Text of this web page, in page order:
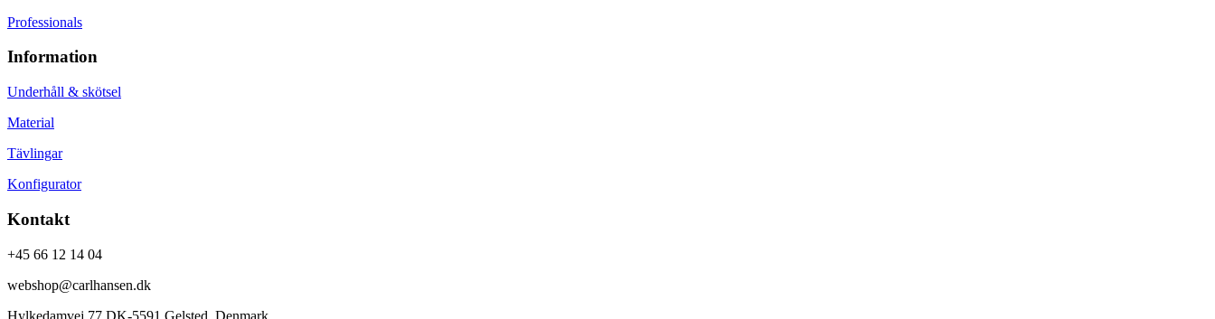
Professionals
Information
Underhåll & skötsel
Material
Tävlingar
Konfigurator
Kontakt
+45 66 12 14 04
webshop@carlhansen.dk
Hylkedamvej 77 DK-5591 Gelsted, Denmark